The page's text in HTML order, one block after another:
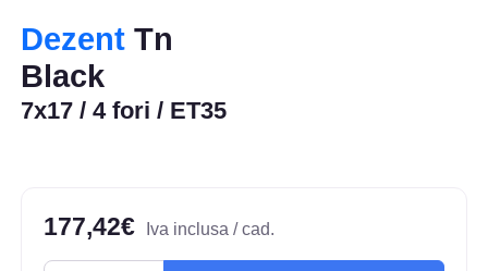
Dezent Tn
Black
7x17 / 4 fori / ET35
177,42€ Iva inclusa / cad.